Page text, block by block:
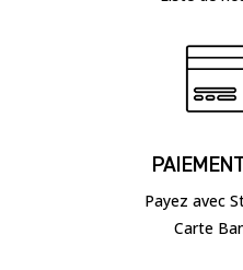
Payez avec
Carte